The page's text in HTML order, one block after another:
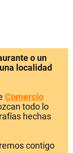
o un
localidad
Comercio
todo lo
hechas
contigo